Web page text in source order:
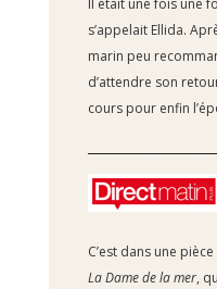
Il était une fois une
s’appelait Ellida.
marin peu
d’attendre son
cours pour enfin
C’est dans une
La Dame de la mer,